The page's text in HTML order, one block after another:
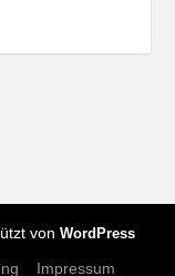
von WordPress
Impressum